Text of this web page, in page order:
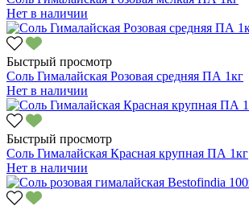
Нет в наличии
Быстрый просмотр
Соль Гималайская Розовая средняя ПА 1кг
Нет в наличии
Быстрый просмотр
Соль Гималайская Красная крупная ПА 1кг
Нет в наличии